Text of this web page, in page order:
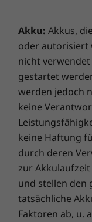
Akku: Akkus,
oder autorisiert
nicht
gestartet
werden jedoch
keine
keine Haftung
durch deren
zur
und stellen den
tatsächliche
Faktoren ab, u.